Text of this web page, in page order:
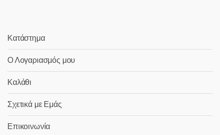
Κατάστημα
Ο Λογαριασμός μου
Καλάθι
Σχετικά με Εμάς
Επικοινωνία